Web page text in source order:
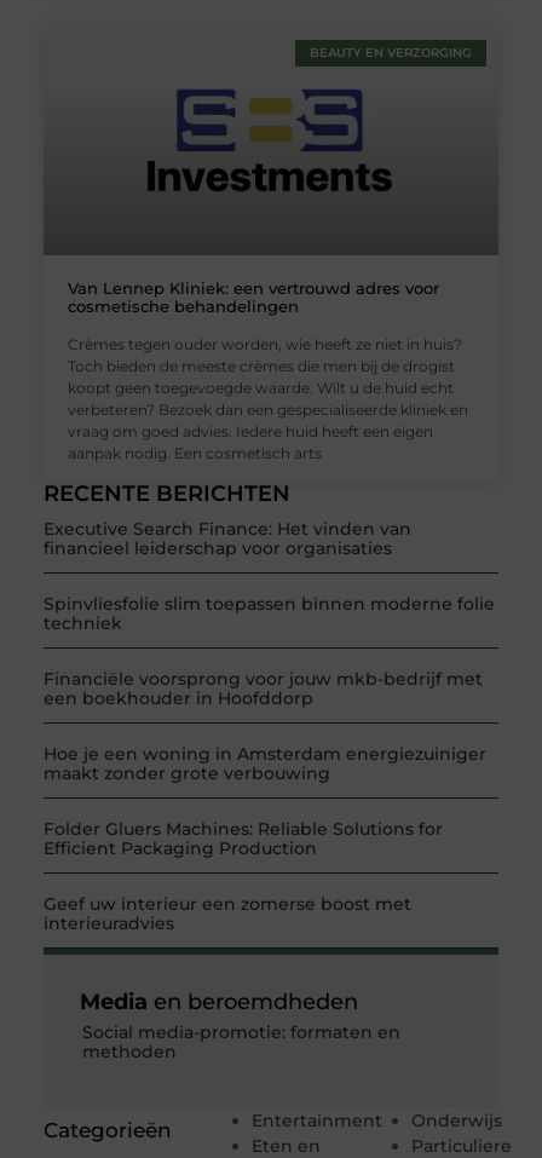
RECENTE BERICHTEN
Executive Search Finance: Het vinden van
financieel leiderschap voor organisaties
Spinvliesfolie slim toepassen binnen moderne folie
techniek
Financiële voorsprong voor jouw mkb-bedrijf met
een boekhouder in Hoofddorp
Hoe je een woning in Amsterdam energiezuiniger
maakt zonder grote verbouwing
Folder Gluers Machines: Reliable Solutions for
Efficient Packaging Production
Geef uw interieur een zomerse boost met
interieuradvies
Categorieën
Entertainment
Eten en
Onderwijs
Particuliere
Media en beroemdheden
Social media-promotie: formaten en
methoden
BEAUTY EN VERZORGING
Van Lennep Kliniek: een vertrouwd adres voor
cosmetische behandelingen
Crèmes tegen ouder worden, wie heeft ze niet in huis?
Toch bieden de meeste crèmes die men bij de drogist
koopt geen toegevoegde waarde. Wilt u de huid echt
verbeteren? Bezoek dan een gespecialiseerde kliniek en
vraag om goed advies. Iedere huid heeft een eigen
aanpak nodig. Een cosmetisch arts